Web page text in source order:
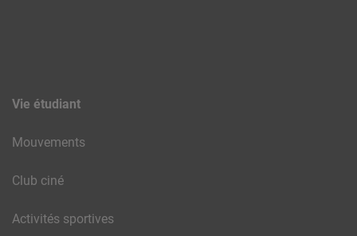
Vie étudiant
Mouvements
Club ciné
Activités sportives